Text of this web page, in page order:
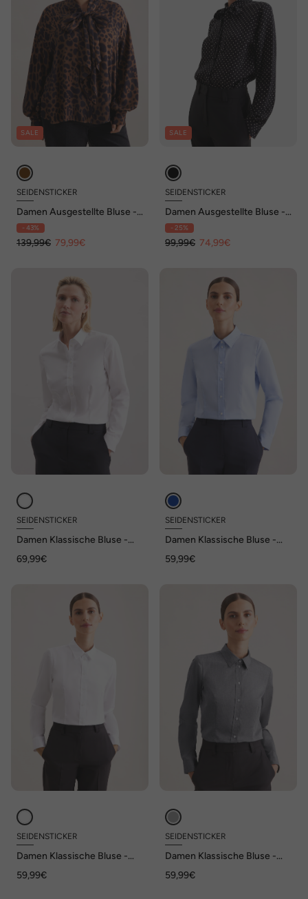
SALE
SEIDENSTICKER
Damen Ausgestellte Bluse -
Druck
- 43%
139,99€ 79,99€
SALE
SEIDENSTICKER
Damen Ausgestellte Bluse -
Druck
- 25%
99,99€ 74,99€
SEIDENSTICKER
Damen Klassische Bluse -
69,99€
SEIDENSTICKER
Damen Klassische Bluse -
59,99€
SEIDENSTICKER
Damen Klassische Bluse -
59,99€
SEIDENSTICKER
Damen Klassische Bluse -
59,99€